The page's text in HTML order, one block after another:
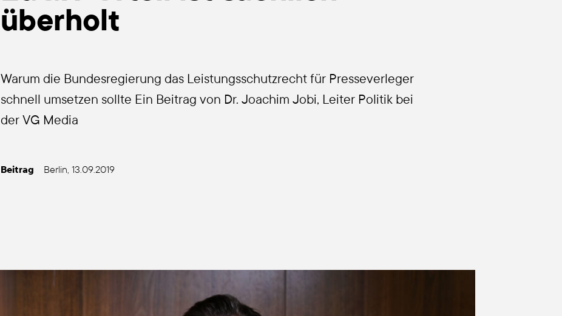
über­holt
War­um die Bun­des­re­gie­rung das Leis­tungs­schutz­recht für Pres­se­ver­le­ger
schnell umset­zen soll­te Ein Bei­trag von Dr. Joa­chim Jobi, Lei­ter Poli­tik bei
der VG Media
Bei­trag Ber­lin, 13.09.2019